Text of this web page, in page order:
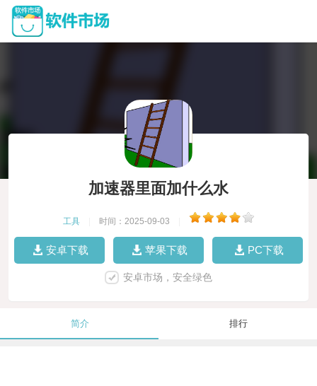
加速器里面加什么水
工具 时间：2025-09-03
安卓下载 苹果下载 PC下载
安卓市场，安全绿色
简介 排行